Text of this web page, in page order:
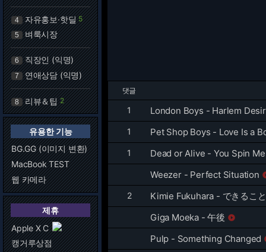
4 자유홍보·핫딜 5
5 벼룩시장
6 직장인 (익명)
7 연애상담 (익명)
8 리뷰＆팁 2
유용한 기능
BG.GG (이미지 변환)
MacBook TEST
웹 카메라
제휴
Apple X C
캥거루상점
댓글
1 London Boys - Harlem
1 Pet Shop Boys - Love Is a
1
Dead or Alive - You Spin
Weezer - Perfect Situation
2
Kimie Fukuhara - できるこ
Giga Moeka - 午後 
Pulp - Something Changed